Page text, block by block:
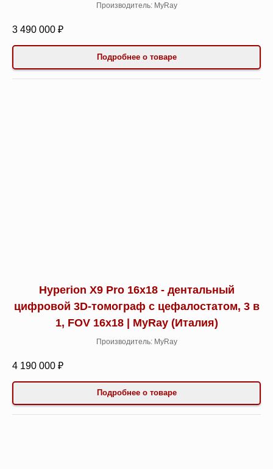
Производитель: MyRay
3 490 000 ₽
Подробнее о товаре
Hyperion X9 Pro 16х18 - дентальный
цифровой 3D-томограф с цефалостатом, 3 в
1, FOV 16x18 | MyRay (Италия)
Производитель: MyRay
4 190 000 ₽
Подробнее о товаре